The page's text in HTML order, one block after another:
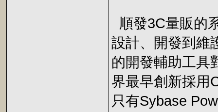
順發3C量販的
設計、開發到維
的開發輔助工具
界最早創新採用
只有Sybase